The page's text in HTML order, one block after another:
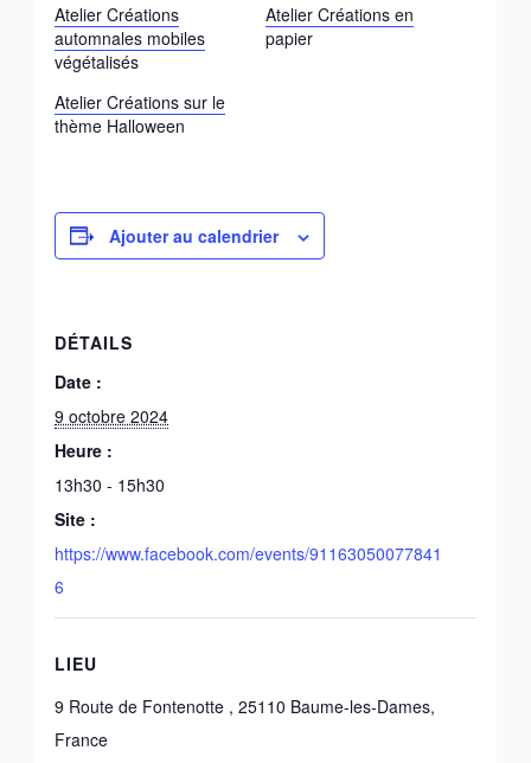
Atelier Créations
automnales mobiles
végétalisés
Atelier Créations en
papier
Atelier Créations sur le
thème Halloween
Ajouter au calendrier
DÉTAILS
Date :
9 octobre 2024
Heure :
13h30 - 15h30
Site :
https://www.facebook.com/events/91163050077841
6
LIEU
9 Route de Fontenotte , 25110 Baume-les-Dames,
France